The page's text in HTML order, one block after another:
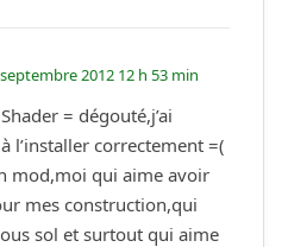
2012 12 h 53 min
= dégouté,j’ai
l’installer correctement =(
mod,moi qui aime avoir
mes construction,qui
sol et surtout qui aime